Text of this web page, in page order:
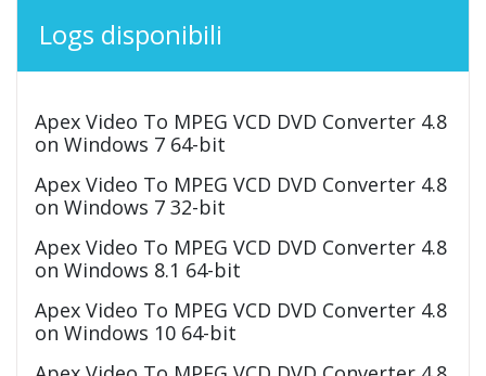
Logs disponibili
Apex Video To MPEG VCD DVD Converter 4.8
on Windows 7 64-bit
Apex Video To MPEG VCD DVD Converter 4.8
on Windows 7 32-bit
Apex Video To MPEG VCD DVD Converter 4.8
on Windows 8.1 64-bit
Apex Video To MPEG VCD DVD Converter 4.8
on Windows 10 64-bit